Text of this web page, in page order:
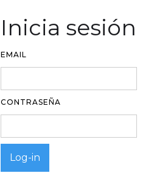
Inicia sesión
EMAIL
CONTRASEÑA